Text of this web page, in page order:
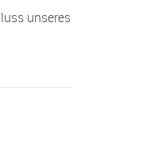
unseres